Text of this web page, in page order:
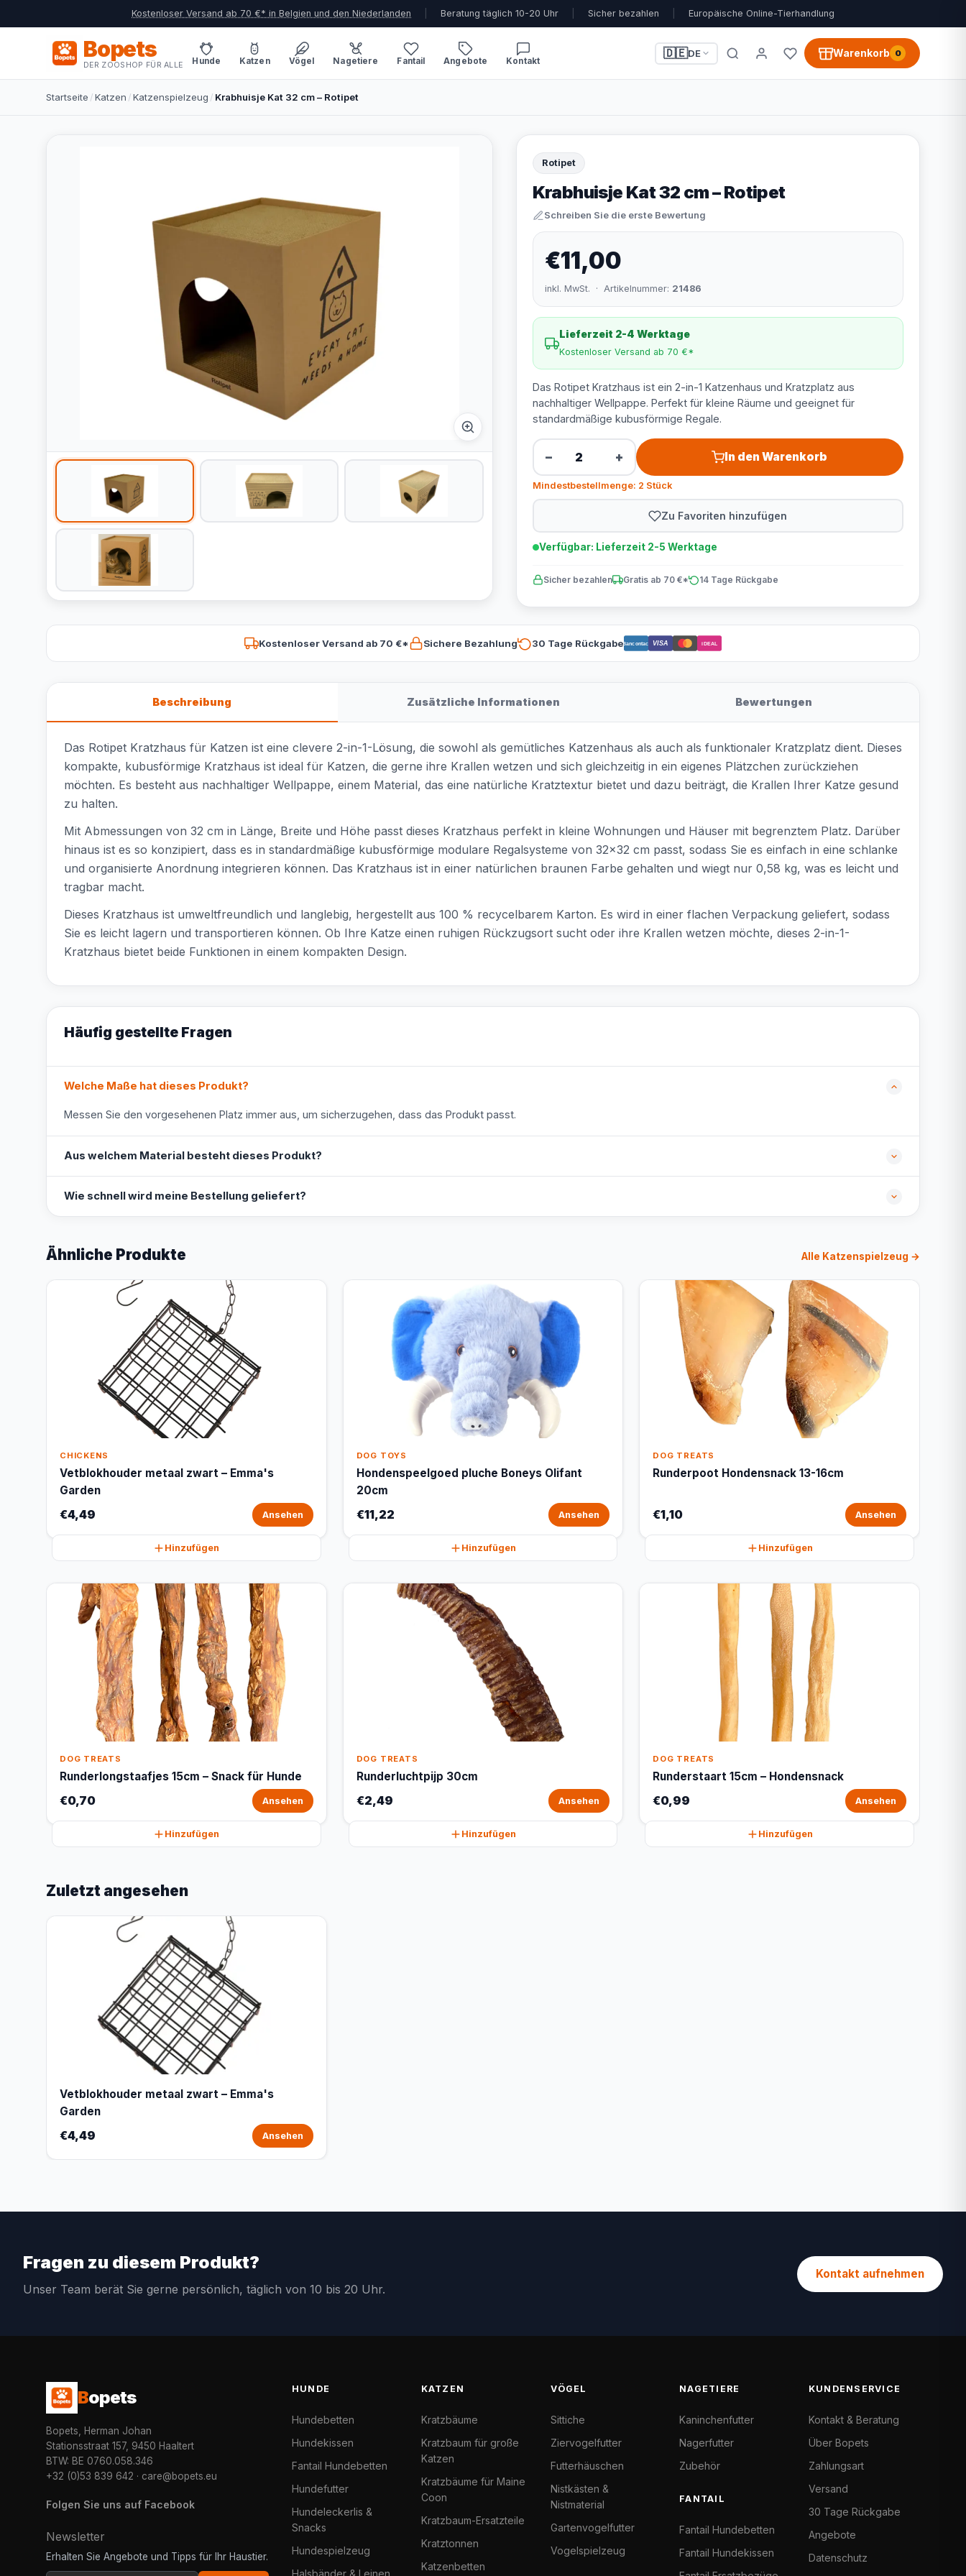
Kostenloser Versand ab 70 €* in Belgien und den Niederlanden Beratung täglich 10-20 Uhr Sicher bezahlen Europäische Online-Tierhandlung
Bopets
DER ZOOSHOP FÜR ALLE Hunde Katzen Vögel Nagetiere Fantail Angebote Kontakt
🇩🇪DE Warenkorb 0
Startseite /Katzen /Katzenspielzeug / Krabhuisje Kat 32 cm – Rotipet
Rotipet
Krabhuisje Kat 32 cm – Rotipet
Schreiben Sie die erste Bewertung
€11,00
inkl. MwSt. · Artikelnummer: 21486
Lieferzeit 2-4 Werktage
Kostenloser Versand ab 70 €*
Das Rotipet Kratzhaus ist ein 2-in-1 Katzenhaus und Kratzplatz aus
nachhaltiger Wellpappe. Perfekt für kleine Räume und geeignet für
standardmäßige kubusförmige Regale.
− + In den Warenkorb
Mindestbestellmenge: 2 Stück
Zu Favoriten hinzufügen
Verfügbar: Lieferzeit 2-5 Werktage
Sicher bezahlen Gratis ab 70 €* 14 Tage Rückgabe
Kostenloser Versand ab 70 €* Sichere Bezahlung 30 Tage RückgabeBancontact VISA iDEAL
Beschreibung Zusätzliche Informationen Bewertungen
Das Rotipet Kratzhaus für Katzen ist eine clevere 2-in-1-Lösung, die sowohl als gemütliches Katzenhaus als auch als funktionaler Kratzplatz dient. Dieses
kompakte, kubusförmige Kratzhaus ist ideal für Katzen, die gerne ihre Krallen wetzen und sich gleichzeitig in ein eigenes Plätzchen zurückziehen
möchten. Es besteht aus nachhaltiger Wellpappe, einem Material, das eine natürliche Kratztextur bietet und dazu beiträgt, die Krallen Ihrer Katze gesund
zu halten.
Mit Abmessungen von 32 cm in Länge, Breite und Höhe passt dieses Kratzhaus perfekt in kleine Wohnungen und Häuser mit begrenztem Platz. Darüber
hinaus ist es so konzipiert, dass es in standardmäßige kubusförmige modulare Regalsysteme von 32×32 cm passt, sodass Sie es einfach in eine schlanke
und organisierte Anordnung integrieren können. Das Kratzhaus ist in einer natürlichen braunen Farbe gehalten und wiegt nur 0,58 kg, was es leicht und
tragbar macht.
Dieses Kratzhaus ist umweltfreundlich und langlebig, hergestellt aus 100 % recycelbarem Karton. Es wird in einer flachen Verpackung geliefert, sodass
Sie es leicht lagern und transportieren können. Ob Ihre Katze einen ruhigen Rückzugsort sucht oder ihre Krallen wetzen möchte, dieses 2-in-1-
Kratzhaus bietet beide Funktionen in einem kompakten Design.
Häufig gestellte Fragen
Welche Maße hat dieses Produkt?
Messen Sie den vorgesehenen Platz immer aus, um sicherzugehen, dass das Produkt passt.
Aus welchem Material besteht dieses Produkt?
Wie schnell wird meine Bestellung geliefert?
Ähnliche Produkte Alle Katzenspielzeug →
CHICKENS
Vetblokhouder metaal zwart – Emma's
Garden
€4,49 Ansehen
Hinzufügen
DOG TOYS
Hondenspeelgoed pluche Boneys Olifant
20cm
€11,22 Ansehen
Hinzufügen
DOG TREATS
Runderpoot Hondensnack 13-16cm
€1,10 Ansehen
Hinzufügen
DOG TREATS
Runderlongstaafjes 15cm – Snack für Hunde
€0,70 Ansehen
Hinzufügen
DOG TREATS
Runderluchtpijp 30cm
€2,49 Ansehen
Hinzufügen
DOG TREATS
Runderstaart 15cm – Hondensnack
€0,99 Ansehen
Hinzufügen
Zuletzt angesehen
Vetblokhouder metaal zwart – Emma's
Garden
€4,49 Ansehen
Fragen zu diesem Produkt?
Unser Team berät Sie gerne persönlich, täglich von 10 bis 20 Uhr.
Kontakt aufnehmen
Bopets
Bopets, Herman Johan
Stationsstraat 157, 9450 Haaltert
BTW: BE 0760.058.346
+32 (0)53 839 642 · care@bopets.eu
Folgen Sie uns auf Facebook
Newsletter
Erhalten Sie Angebote und Tipps für Ihr Haustier.
HUNDE
Hundebetten
Hundekissen
Fantail Hundebetten
Hundefutter
Hundeleckerlis &
Snacks
Hundespielzeug
Halsbänder & Leinen
KATZEN
Kratzbäume
Kratzbaum für große
Katzen
Kratzbäume für Maine
Coon
Kratzbaum-Ersatzteile
Kratztonnen
Katzenbetten
VÖGEL
Sittiche
Ziervogelfutter
Futterhäuschen
Nistkästen &
Nistmaterial
Gartenvogelfutter
Vogelspielzeug
NAGETIERE
Kaninchenfutter
Nagerfutter
Zubehör
FANTAIL
Fantail Hundebetten
Fantail Hundekissen
KUNDENSERVICE
Kontakt & Beratung
Über Bopets
Zahlungsart
Versand
30 Tage Rückgabe
Angebote
Datenschutz